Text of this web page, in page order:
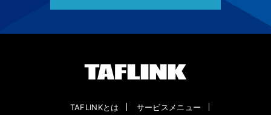
TAFLINKとは
サービスメニュー